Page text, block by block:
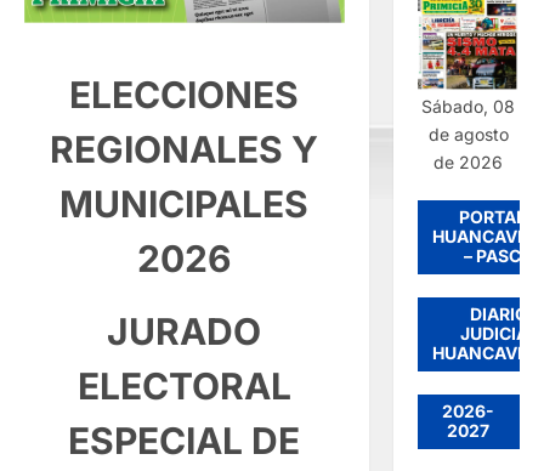
ELECCIONES
REGIONALES Y
MUNICIPALES
2026
JURADO
ELECTORAL
ESPECIAL DE
Sábado, 08
de agosto
de 2026
PORTADA
– PASCO
DIARIO
JUDICIAL
2026-
2027